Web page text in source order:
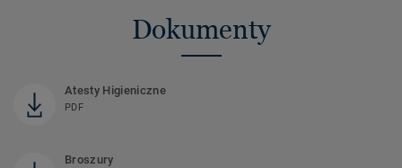
Dokumenty
Atesty Higieniczne
PDF
Broszury